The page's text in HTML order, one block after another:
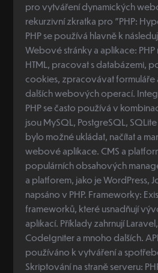
pro vytváření dynamických
rekurzivní zkratka pro "PHP:
PHP se používá hlavně k
Webové stránky a aplikace:
HTML, pracovat s databázemi,
cookies, zpracovávat
dalších webových operací.
PHP se často používá v
jsou MySQL, PostgreSQL,
bylo možné ukládat, načítat a
webové aplikace. CMS a
populárních obsahových
a platforem, jako je WordPress,
napsáno v PHP. Frameworky:
frameworků, které usnadňují
aplikací. Příklady zahrnují
CodeIgniter a mnoho dalších.
používáno k vytváření a
Skriptování na straně serveru: